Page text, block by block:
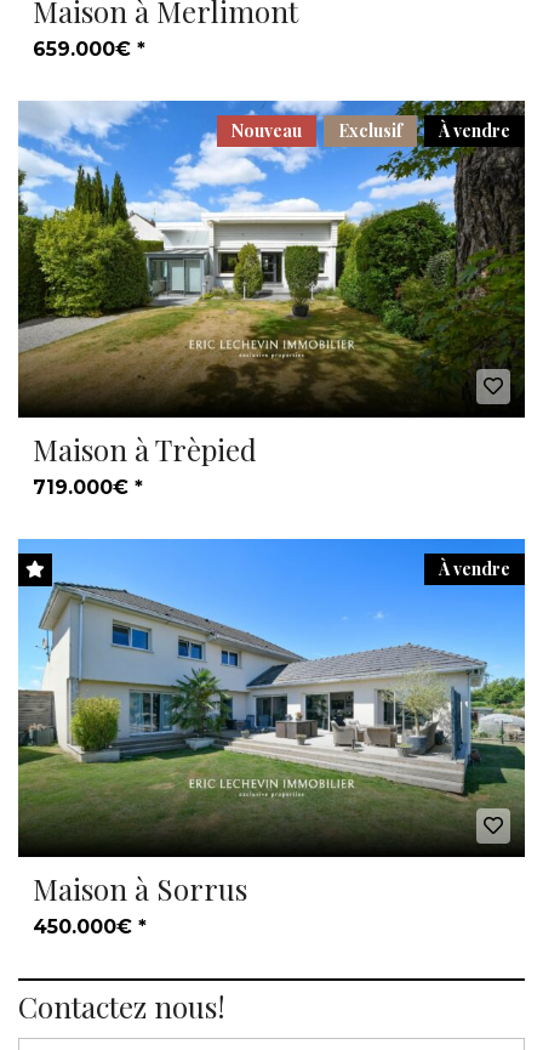
Maison à Merlimont
659.000€ *
À vendre
Exclusif
Nouveau
Maison à Trèpied
719.000€ *
À vendre
Maison à Sorrus
450.000€ *
Contactez nous!